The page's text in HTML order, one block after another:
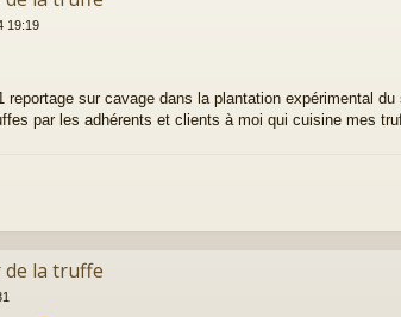
19:19
reportage sur cavage dans la plantation expérimental
par les adhérents et clients à moi qui cuisine mes
de la truffe